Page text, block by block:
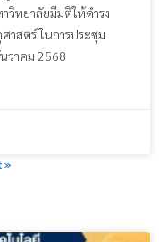
วิทยาลัยมีมติให้ดำรง
าสตร์ ในการประชุม
วาคม 2568
»